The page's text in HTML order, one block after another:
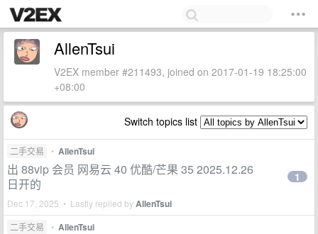
AllenTsui
V2EX member #211493, joined on 2017-01-19 18:25:00
+08:00
Switch topics list
二手交易 • AllenTsui
出 88vip 会员 网易云 40 优酷/芒果 35 2025.12.26
日开的
Dec 17, 2025 • Lastly replied byAllenTsui
1
二手交易 • AllenTsui